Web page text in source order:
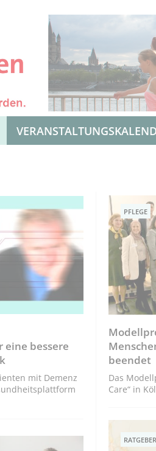
bessere
mit Demenz
PFLEGE
beendet
Das
Care“ in
RATGEBER